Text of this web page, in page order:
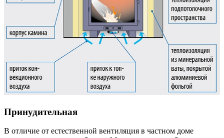
Принудительная
В отличие от естественной вентиляция в частном доме